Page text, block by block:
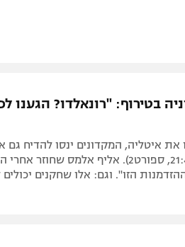
בטירוף: "רונאלדו? הגענו
את איטליה, המקדונים ינסו להדיח גם
למונדיאל (21:45, ספורט2). אליף אלמס
הזו". וגם: אלו שחקנים